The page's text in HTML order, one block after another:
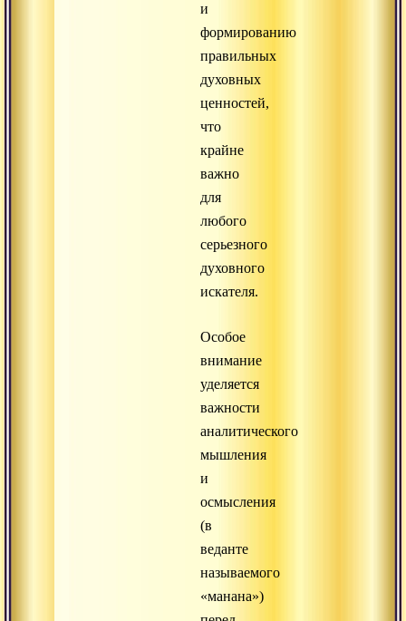
и
формированию
правильных
духовных
ценностей,
что
крайне
важно
для
любого
серьезного
духовного
искателя.
Особое
внимание
уделяется
важности
аналитического
мышления
и
осмысления
(в
веданте
называемого
«манана»)